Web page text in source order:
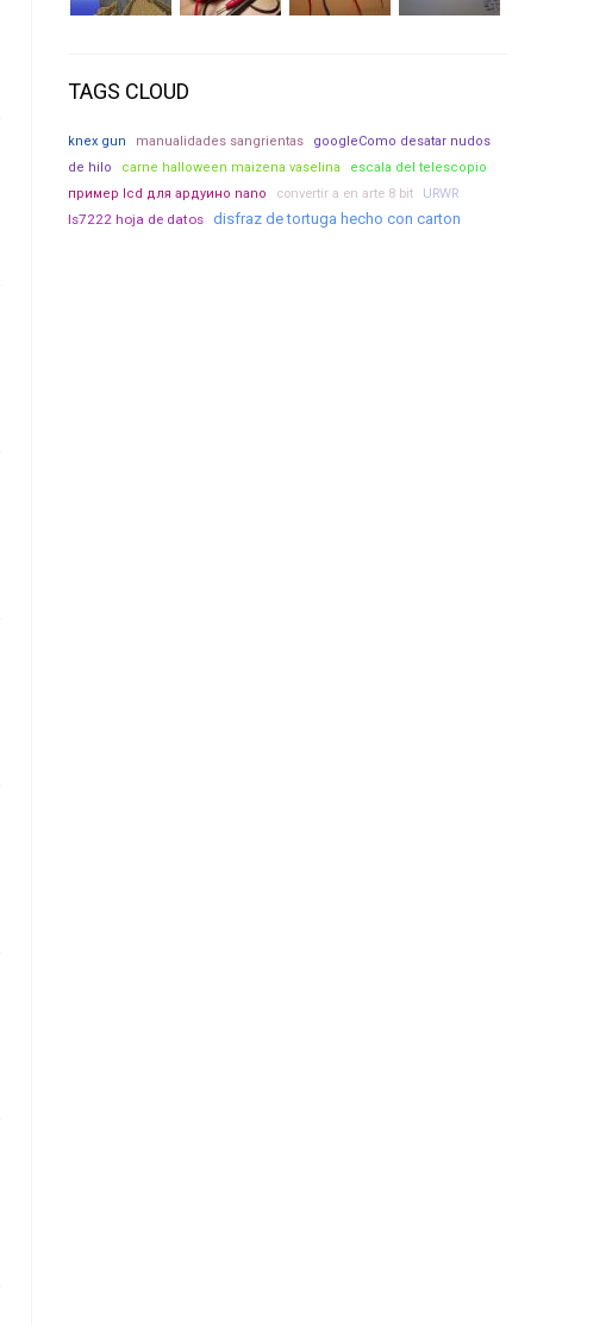
TAGS CLOUD
knex gun manualidades sangrientas
googleComo desatar nudos
de hilo
carne halloween maizena vaselina
escala del telescopio
пример lcd для ардуино nano
convertir a en arte 8 bit
URWR
ls7222 hoja de datos disfraz de tortuga hecho con carton